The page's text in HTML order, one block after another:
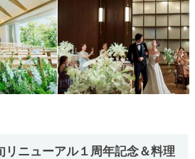
リニューアル１周年記念＆料理